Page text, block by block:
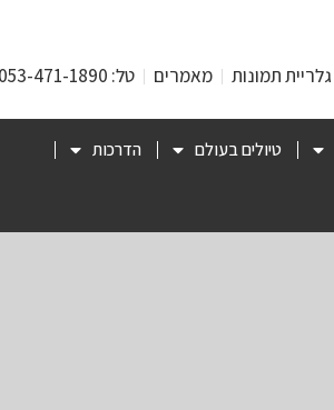
גלריית תמונות מאמרים טל: 053-471-1890
טיולים בעולם הדרכות